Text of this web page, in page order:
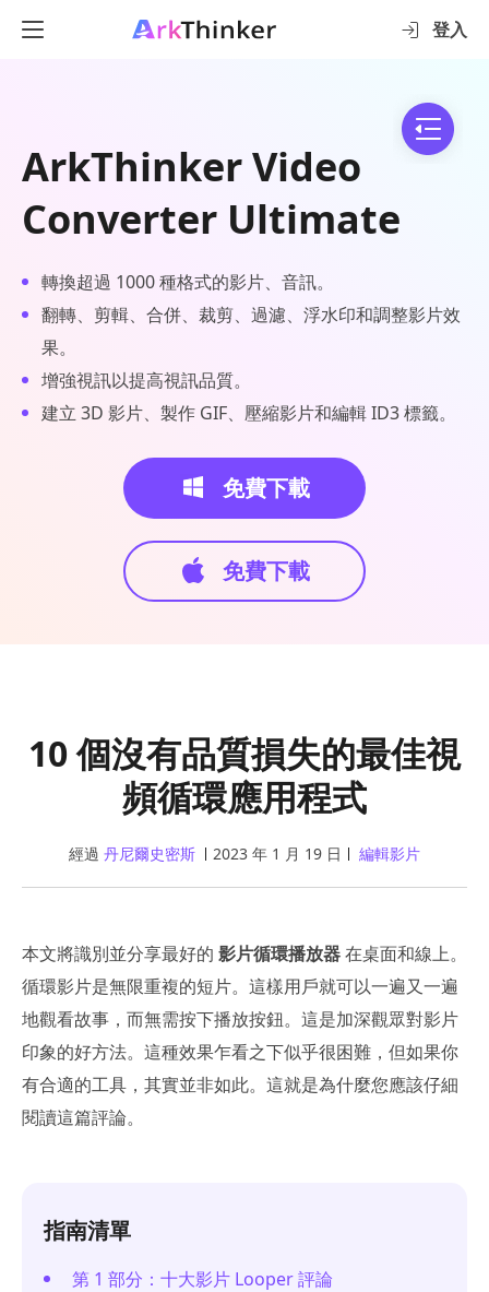
登入
ArkThinker Video
Converter Ultimate
轉換超過 1000 種格式的影片、音訊。
翻轉、剪輯、合併、裁剪、過濾、浮水印和調整影片效
果。
增強視訊以提高視訊品質。
建立 3D 影片、製作 GIF、壓縮影片和編輯 ID3 標籤。
免費下載
免費下載
10 個沒有品質損失的最佳視
頻循環應用程式
經過 丹尼爾史密斯 2023 年 1 月 19 日 編輯影片
本文將識別並分享最好的 影片循環播放器在桌面和線上。
循環影片是無限重複的短片。這樣用戶就可以一遍又一遍
地觀看故事，而無需按下播放按鈕。這是加深觀眾對影片
印象的好方法。這種效果乍看之下似乎很困難，但如果你
有合適的工具，其實並非如此。這就是為什麼您應該仔細
閱讀這篇評論。
指南清單
第 1 部分：十大影片 Looper 評論